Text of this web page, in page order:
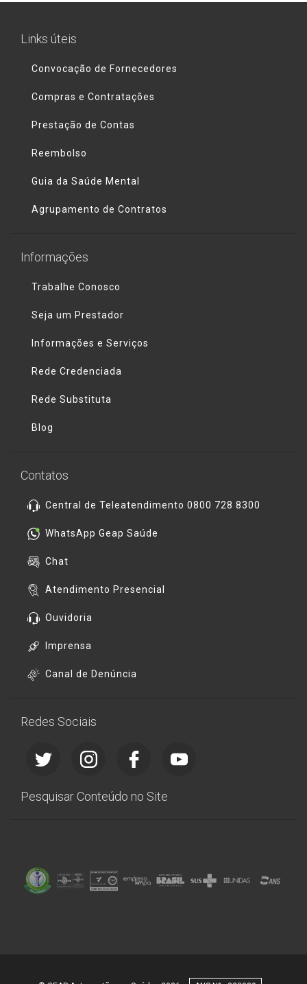
Links úteis
Convocação de Fornecedores
Compras e Contratações
Prestação de Contas
Reembolso
Guia da Saúde Mental
Agrupamento de Contratos
Informações
Trabalhe Conosco
Seja um Prestador
Informações e Serviços
Rede Credenciada
Rede Substituta
Blog
Contatos
Central de Teleatendimento 0800 728 8300
WhatsApp Geap Saúde
Chat
Atendimento Presencial
Ouvidoria
Imprensa
Canal de Denúncia
Redes Sociais
Pesquisar Conteúdo no Site